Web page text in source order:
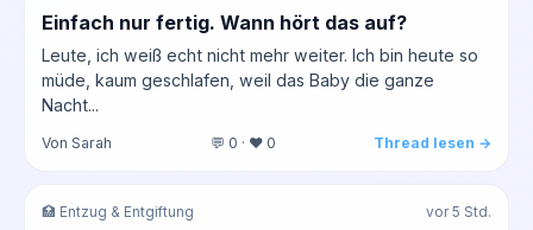
Einfach nur fertig. Wann hört das auf?
Leute, ich weiß echt nicht mehr weiter. Ich bin heute so
müde, kaum geschlafen, weil das Baby die ganze
Nacht...
Von Sarah 💬 0 · ❤️ 0 Thread lesen →
🏥 Entzug & Entgiftung vor 5 Std.